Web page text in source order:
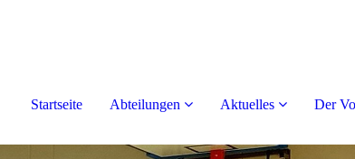
Startseite Abteilungen Aktuelles Der